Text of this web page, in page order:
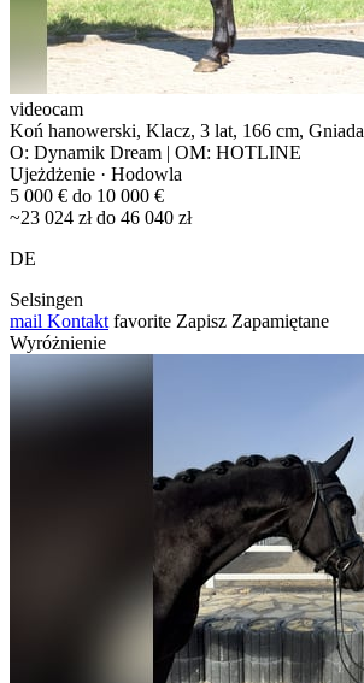
videocam
Koń hanowerski, Klacz, 3 lat, 166 cm, Gniada
O: Dynamik Dream | OM: HOTLINE
Ujeżdżenie · Hodowla
5 000 € do 10 000 €
~23 024 zł do 46 040 zł
DE
Selsingen
mail Kontakt favorite Zapisz Zapamiętane
Wyróżnienie